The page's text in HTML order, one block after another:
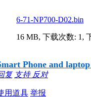
6-71-NP700-D02.bin
16 MB, 下载次数: 1,
Phone and
复 支持 反对
用道具 举报